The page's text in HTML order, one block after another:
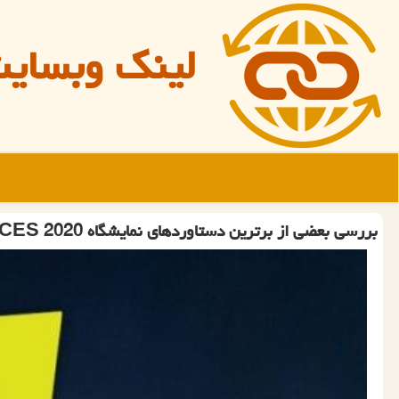
لینک
بررسی بعضی از برترین دستاوردهای نمایشگاه CES 2020